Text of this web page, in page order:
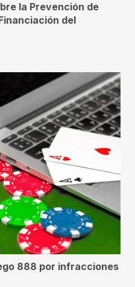
la Prevención de
del
888 por infracciones